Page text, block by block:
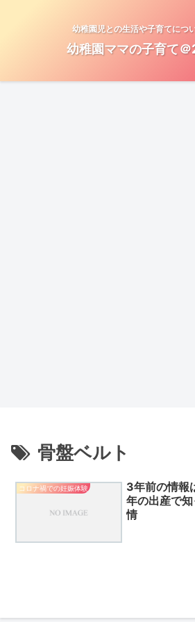
幼稚園児との生活や子育てにつ
幼稚園ママの子育て
骨盤ベルト
コロナ禍での妊娠体験
3年前の情報
年の出産で
情